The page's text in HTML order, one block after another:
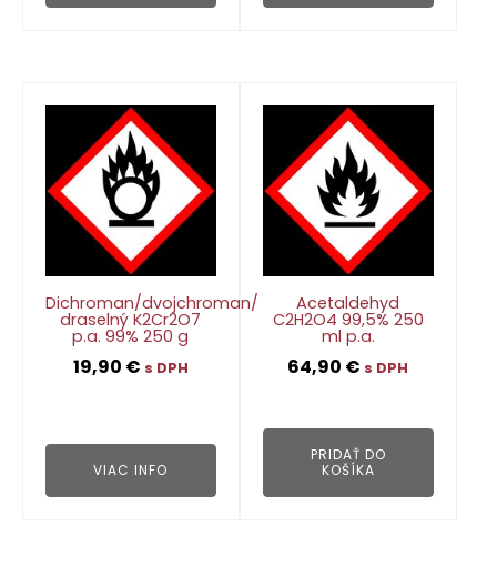
Dichroman/dvojchroman/
draselný K2Cr2O7
p.a. 99% 250 g
19,90 € s DPH
VIAC INFO
Acetaldehyd
C2H2O4 99,5% 250
ml p.a.
64,90 € s DPH
PRIDAŤ DO
KOŠÍKA